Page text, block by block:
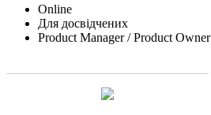
Online
Для досвідчених
Product Manager / Product Owner